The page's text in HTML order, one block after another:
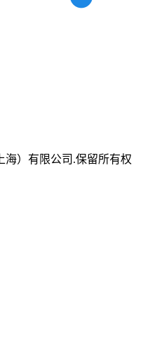
海）有限公司.保留所有权